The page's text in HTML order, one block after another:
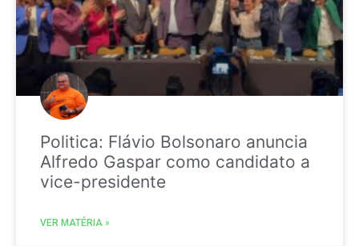
Politica: Flávio Bolsonaro anuncia
Alfredo Gaspar como candidato a
vice-presidente
VER MATÉRIA »